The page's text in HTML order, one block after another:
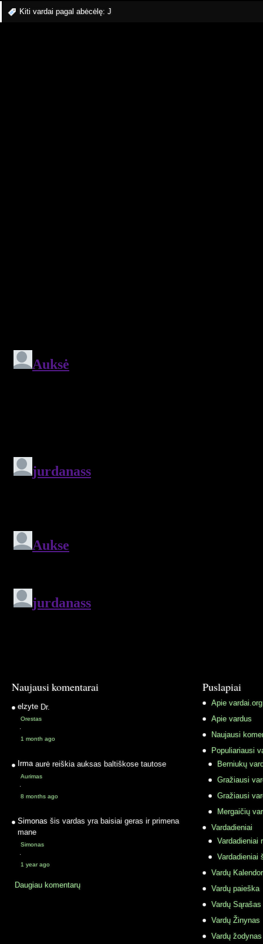
Kiti vardai pagal abėcėlę: J
Naujausi komentarai
elzyte Dr.
Orestas
·
1 month ago
Irma aurė reiškia auksas baltiškose tautose
Aurimas
·
8 months ago
Simonas šis vardas yra baisiai geras ir primena
mane
Simonas
·
1 year ago
Daugiau komentarų
Puslapiai
Apie vardai.org
Apie vardus
Naujausi
Populiariausi
Berniukų
Gražiausi
Gražiausi
Mergaičių
Vardadieniai
Vardadieniai
Vardadieniai
Vardų
Vardų paieška
Vardų Sąrašas
Vardų Žinynas
Vardų